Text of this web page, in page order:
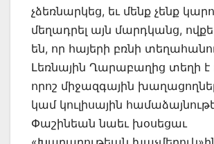
չձեռնարկեց, եւ մենք չենք
մեղադրել այն մարդկանց,
են, որ հայերի բռնի
Լեռնային Ղարաբաղից տեղի է
որոշ միջազգային
կամ կուլիսային
Փաշինեան նաեւ խօսեցաւ